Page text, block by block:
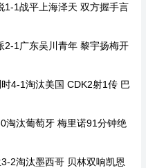
1-1战平上海泽天 双方握手言
2-1广东吴川青年 黎宇扬梅开
4-1淘汰美国 CDK2射1传 巴
淘汰葡萄牙 梅里诺91分钟绝
2淘汰墨西哥 贝林双响凯恩